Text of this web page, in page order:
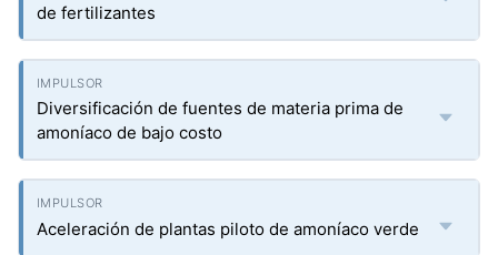
de fertilizantes
Diversificación de fuentes de materia prima de
amoníaco de bajo costo
Aceleración de plantas piloto de amoníaco verde